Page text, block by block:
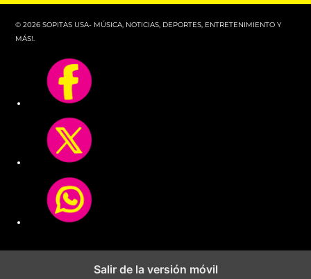
© 2026 SOPITAS USA- MÚSICA, NOTICIAS, DEPORTES, ENTRETENIMIENTO Y
MÁS!.
Salir de la versión móvil